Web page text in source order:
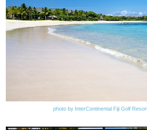
photo by InterContinental Fiji Golf